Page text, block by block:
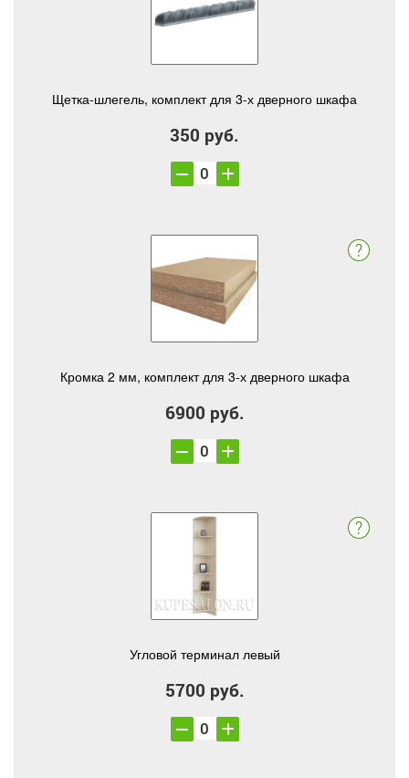
Щетка-шлегель, комплект для 3-х дверного шкафа
350 руб.
Кромка 2 мм, комплект для 3-х дверного шкафа
6900 руб.
Угловой терминал левый
5700 руб.